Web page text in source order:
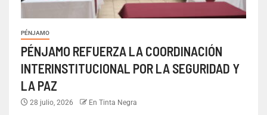
PÉNJAMO
PÉNJAMO REFUERZA LA COORDINACIÓN
INTERINSTITUCIONAL POR LA SEGURIDAD Y
LA PAZ
28 julio, 2026 En Tinta Negra